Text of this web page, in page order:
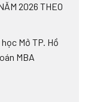
2026 THEO
Mở TP. Hồ
MBA